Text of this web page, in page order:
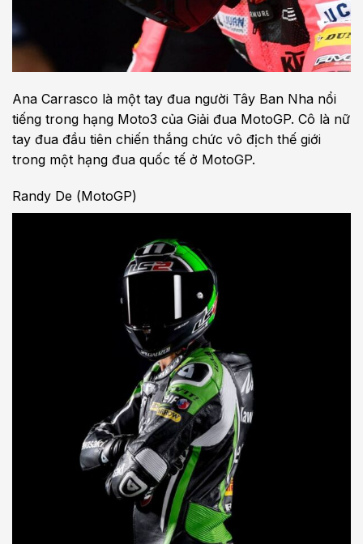
Ana Carrasco là một tay đua người Tây Ban Nha nổi
tiếng trong hạng Moto3 của Giải đua MotoGP. Cô là nữ
tay đua đầu tiên chiến thắng chức vô địch thế giới
trong một hạng đua quốc tế ở MotoGP.
Randy De (MotoGP)